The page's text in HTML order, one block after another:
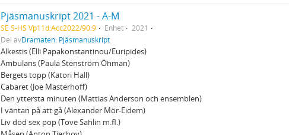
Pjäsmanuskript 2021 - A-M
SE S-HS Vp11d:Acc2022/90:9 Enhet
2021
Del avDramaten: Pjäsmanuskript
Alkestis (Elli Papakonstantinou/Euripides)
Ambulans (Paula Stenström Öhman)
Bergets topp (Katori Hall)
Cabaret (Joe Masterhoff)
Den yttersta minuten (Mattias Anderson och ensemblen)
I väntan på att gå (Alexander Mör-Eidem)
Liv död sex pop (Tove Sahlin m.fl.)